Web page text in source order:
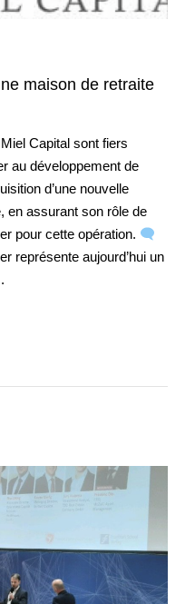
maison de retraite
Capital sont fiers
au développement de
d’une nouvelle
en assurant son rôle de
pour cette opération.
représente aujourd’hui un